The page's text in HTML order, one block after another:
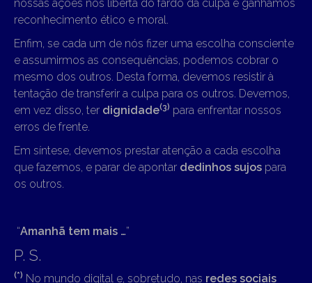
nossas ações nos liberta do fardo da culpa e ganhamos
reconhecimento ético e moral.
Enfim, se cada um de nós fizer uma escolha consciente
e assumirmos as consequências, podemos cobrar o
mesmo dos outros. Desta forma, devemos resistir à
tentação de transferir a culpa para os outros. Devemos,
em vez disso, ter dignidade(3) para enfrentar nossos
erros de frente.
Em síntese, devemos prestar atenção a cada escolha
que fazemos, e parar de apontar dedinhos sujos para
os outros.
“Amanhã tem mais …”
P. S.
(*) No mundo digital e, sobretudo, nas redes sociais